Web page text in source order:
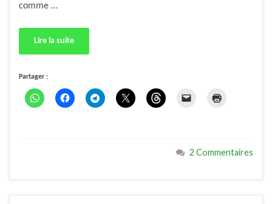
comme …
Lire la suite
Partager :
2 Commentaires